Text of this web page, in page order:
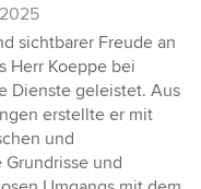
sichtbarer Freude an
Herr Koeppe bei
Dienste geleistet. Aus
erstellte er mit
und
und